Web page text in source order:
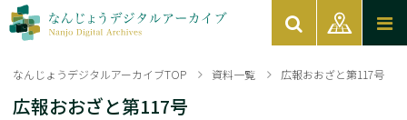
なんじょうデジタルアーカイブTOP 資料一覧 広報おおざと第117号
広報おおざと第117号